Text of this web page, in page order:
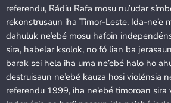
referendu, Rádiu Rafa mosu nu’udar
rekonstrusaun iha Timor-Leste. Ida-ne’e
dahuluk ne’ebé mosu hafoin
sira, habelar ksolok, no fó lian ba
barak sei hela iha uma ne’ebé halo ho
destruisaun ne’ebé kauza hosi violénsia
referendu 1999, iha ne’ebé timoroan